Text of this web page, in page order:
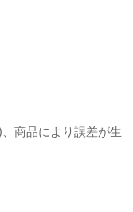
商品により誤差が生